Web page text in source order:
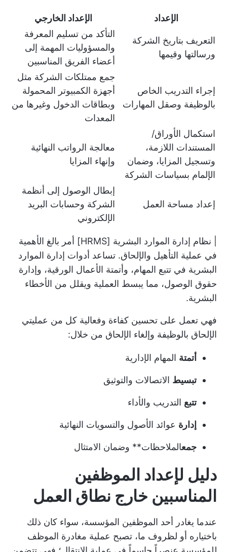
الإعداد الإعداد الخارجي
التعريف بتاريخ الشركة
ورسالتها وقيمها
التأكد من تسليم المعرفة
والمسؤوليات المهمة إلى
أعضاء الفريق المناسبين
إجراء التدريب الخاص
بالوظيفة وصقل المهارات
جمع ممتلكات الشركة مثل
أجهزة الكمبيوتر المحمولة
وبطاقات الدخول وغيرها من
المعدات
استكمال الأوراق/
المستندات اللازمة،
وتسجيل المزايا، وضمان
الإلمام بسياسات الشركة
معالجة الرواتب النهائية
وإنهاء المزايا
إعداد مساحة العمل
إبطال الوصول إلى أنظمة
الشركة وحسابات البريد
الإلكتروني
| نظام إدارة الموارد البشرية [HRMS] أمر بالغ الأهمية
في عملية التأهيل والإلحاق. تساعد أدوات إدارة الموارد
البشرية في تتبع المهام، وأتمتة الأعمال الورقية، وإدارة
حقوق الوصول، مما يبسط العملية ويقلل من الأخطاء
البشرية.
فهي تعمل على تحسين كفاءة وفعالية كل من عمليتي
الإلحاق بالوظيفة وإلغاء الإلحاق من خلال:
أتمتة المهام الإدارية
تبسيط الاتصالات والتوثيق
تتبع التدريب والأداء
إدارة عوائد الأصول والتسويات النهائية
جمعالملاحظات** وضمان الامتثال
دليل لإعداد الموظفين
المناسبين خارج نطاق العمل
عندما يغادر أحد الموظفين المؤسسة، سواء كان ذلك
باختياره أو لظروف ما، تصبح عملية مغادرة الموظف